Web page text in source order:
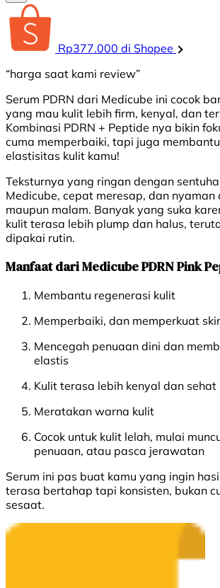
Rp377.000 di Shopee
“harga saat kami review”
Serum PDRN dari Medicube ini cocok
yang mau kulit lebih firm, kenyal, dan
Kombinasi PDRN + Peptide nya bikin
cuma memperbaiki, tapi juga
elastisitas kulit kamu!
Teksturnya yang ringan dengan
Medicube, cepat meresap, dan
maupun malam. Banyak yang suka
kulit terasa lebih plump dan halus,
dipakai rutin.
Manfaat dari Medicube PDRN Pink
Membantu regenerasi kulit
Memperbaiki, dan memperkuat
Mencegah penuaan dini dan
elastis
Kulit terasa lebih kenyal dan sehat
Meratakan warna kulit
Cocok untuk kulit lelah, mulai
penuaan, atau pasca jerawatan
Serum ini pas buat kamu yang ingin
terasa bertahap tapi konsisten, bukan
sesaat.